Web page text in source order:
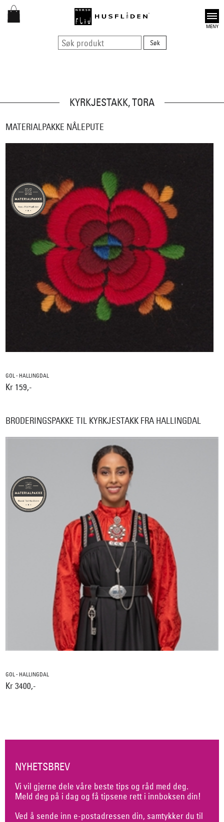
Open
KYRKJESTAKK, TORA
MATERIALPAKKE NÅLEPUTE
GOL - HALLINGDAL
Kr 159,-
BRODERINGSPAKKE TIL KYRKJESTAKK FRA HALLINGDAL
GOL - HALLINGDAL
Kr 3400,-
NYHETSBREV
Vi vil gjerne dele våre beste tips og råd med deg.
Meld deg på i dag og få tipsene rett i innboksen din!
Ved å sende inn e-postadressen din, samtykker du til